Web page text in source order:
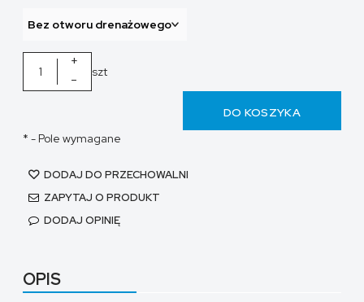
-
+
szt
DO KOSZYKA
* - Pole wymagane
DODAJ DO PRZECHOWALNI
ZAPYTAJ O PRODUKT
DODAJ OPINIĘ
OPIS